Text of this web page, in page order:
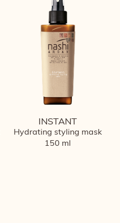
INSTANT
Hydrating styling mask
150 ml